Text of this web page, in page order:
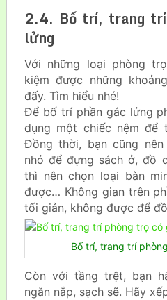
2.4. Bố trí, trang
lửng
Với những loại phòng
kiệm được những
đấy. Tìm hiểu nhé!
Để bố trí phần gác lửng
dụng một chiếc nệm để
Đồng thời, bạn cũng
nhỏ để đựng sách ở, đồ
thì nên chọn loại bàn
được… Không gian trên
tối giản, không được để
Bố trí, trang trí
Còn với tầng trệt, bạn
ngăn nắp, sạch sẽ. Hãy